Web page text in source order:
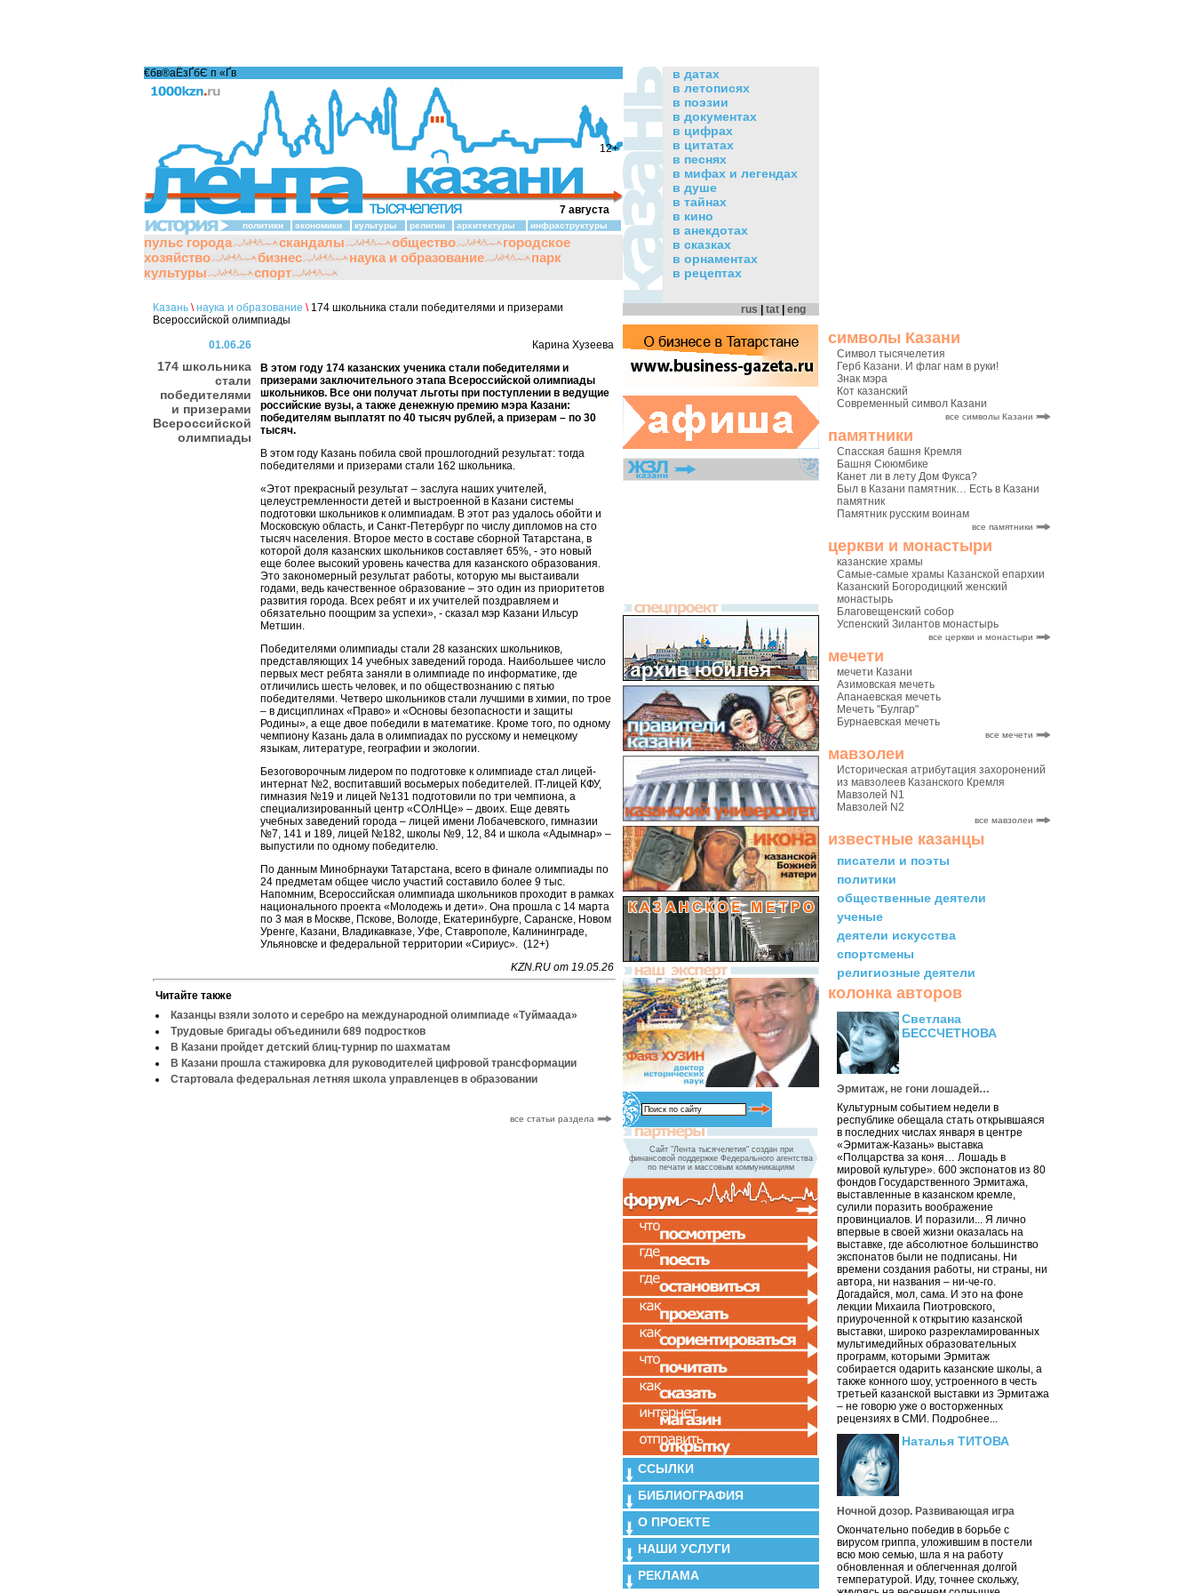
символы Казани
Символ тысячелетия
Герб Казани. И флаг нам в руки!
Знак мэра
Кот казанский
Современный символ Казани
все символы Казани
памятники
Спасская башня Кремля
Башня Сююмбике
Канет ли в лету Дом Фукса?
Был в Казани памятник… Есть в Казани
памятник
Памятник русским воинам
все памятники
церкви и монастыри
казанские храмы
Самые-самые храмы Казанской епархии
Казанский Богородицкий женский
монастырь
Благовещенский собор
Успенский Зилантов монастырь
все церкви и монастыри
мечети
мечети Казани
Азимовская мечеть
Апанаевская мечеть
Мечеть "Булгар"
Бурнаевская мечеть
все мечети
мавзолеи
Историческая атрибутация захоронений
из мавзолеев Казанского Кремля
Мавзолей N1
Мавзолей N2
все мавзолеи
известные казанцы
писатели и поэты
политики
общественные деятели
ученые
деятели искусства
спортсмены
религиозные деятели
колонка авторов
Светлана
БЕССЧЕТНОВА
Эрмитаж, не гони лошадей…
Культурным событием недели в
республике обещала стать открывшаяся
в последних числах января в центре
«Эрмитаж-Казань» выставка
«Полцарства за коня… Лошадь в
мировой культуре». 600 экспонатов из 80
фондов Государственного Эрмитажа,
выставленные в казанском кремле,
сулили поразить воображение
провинциалов. И поразили... Я лично
впервые в своей жизни оказалась на
выставке, где абсолютное большинство
экспонатов были не подписаны. Ни
времени создания работы, ни страны, ни
автора, ни названия – ни-че-го.
Догадайся, мол, сама. И это на фоне
лекции Михаила Пиотровского,
приуроченной к открытию казанской
выставки, широко разрекламированных
мультимедийных образовательных
программ, которыми Эрмитаж
собирается одарить казанские школы, а
также конного шоу, устроенного в честь
третьей казанской выставки из Эрмитажа
– не говорю уже о восторженных
рецензиях в СМИ. Подробнее...
Наталья ТИТОВА
Ночной дозор. Развивающая игра
Окончательно победив в борьбе с
вирусом гриппа, уложившим в постели
всю мою семью, шла я на работу
обновленная и облегченная долгой
температурой. Иду, точнее скольжу,
12+
€бв®аЁзҐбЄ п «Ґ­в
7 августа
политики экономики культуры религии архитектуры инфраструктуры
пульс города скандалы общество
городское
хозяйство
бизнес наука и образование
парк
культуры
спорт
Казань \ наука и образование \174 школьника стали победителями и призерами
Всероссийской олимпиады
01.06.26
174 школьника
стали
победителями
и призерами
Всероссийской
олимпиады
Карина Хузеева
В этом году 174 казанских ученика стали победителями и
призерами заключительного этапа Всероссийской олимпиады
школьников. Все они получат льготы при поступлении в ведущие
российские вузы, а также денежную премию мэра Казани:
победителям выплатят по 40 тысяч рублей, а призерам – по 30
тысяч.
В этом году Казань побила свой прошлогодний результат: тогда
победителями и призерами стали 162 школьника.
«Этот прекрасный результат – заслуга наших учителей,
целеустремленности детей и выстроенной в Казани системы
подготовки школьников к олимпиадам. В этот раз удалось обойти и
Московскую область, и Санкт-Петербург по числу дипломов на сто
тысяч населения. Второе место в составе сборной Татарстана, в
которой доля казанских школьников составляет 65%, - это новый
еще более высокий уровень качества для казанского образования.
Это закономерный результат работы, которую мы выстаивали
годами, ведь качественное образование – это один из приоритетов
развития города. Всех ребят и их учителей поздравляем и
обязательно поощрим за успехи», - сказал мэр Казани Ильсур
Метшин.
Победителями олимпиады стали 28 казанских школьников,
представляющих 14 учебных заведений города. Наибольшее число
первых мест ребята заняли в олимпиаде по информатике, где
отличились шесть человек, и по обществознанию с пятью
победителями. Четверо школьников стали лучшими в химии, по трое
– в дисциплинах «Право» и «Основы безопасности и защиты
Родины», а еще двое победили в математике. Кроме того, по одному
чемпиону Казань дала в олимпиадах по русскому и немецкому
языкам, литературе, географии и экологии.
Безоговорочным лидером по подготовке к олимпиаде стал лицей-
интернат №2, воспитавший восьмерых победителей. IT-лицей КФУ,
гимназия №19 и лицей №131 подготовили по три чемпиона, а
специализированный центр «СОлНЦе» – двоих. Еще девять
учебных заведений города – лицей имени Лобачевского, гимназии
№7, 141 и 189, лицей №182, школы №9, 12, 84 и школа «Адымнар» –
выпустили по одному победителю.
По данным Минобрнауки Татарстана, всего в финале олимпиады по
24 предметам общее число участий составило более 9 тыс.
Напомним, Всероссийская олимпиада школьников проходит в рамках
национального проекта «Молодежь и дети». Она прошла с 14 марта
по 3 мая в Москве, Пскове, Вологде, Екатеринбурге, Саранске, Новом
Уренге, Казани, Владикавказе, Уфе, Ставрополе, Калининграде,
Ульяновске и федеральной территории «Сириус». (12+)
KZN.RU от 19.05.26
Читайте также
Казанцы взяли золото и серебро на международной олимпиаде «Туймаада»
Трудовые бригады объединили 689 подростков
В Казани пройдет детский блиц-турнир по шахматам
В Казани прошла стажировка для руководителей цифровой трансформации
Стартовала федеральная летняя школа управленцев в образовании
все статьи раздела
в датах
в летописях
в поэзии
в документах
в цифрах
в цитатах
в песнях
в мифах и легендах
в душе
в тайнах
в кино
в анекдотах
в сказках
в орнаментах
в рецептах
rus tat eng
Сайт "Лента тысячелетия" создан при
финансовой поддержке Федерального агентства
по печати и массовым коммуникациям
ССЫЛКИ
БИБЛИОГРАФИЯ
О ПРОЕКТЕ
НАШИ УСЛУГИ
РЕКЛАМА